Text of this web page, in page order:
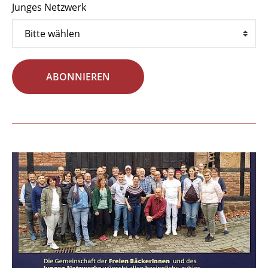
Junges Netzwerk
ABONNIEREN